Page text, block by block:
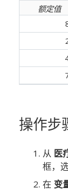
额定值
操作步
从 医
框，
在 变